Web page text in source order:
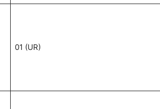
01 (UR)